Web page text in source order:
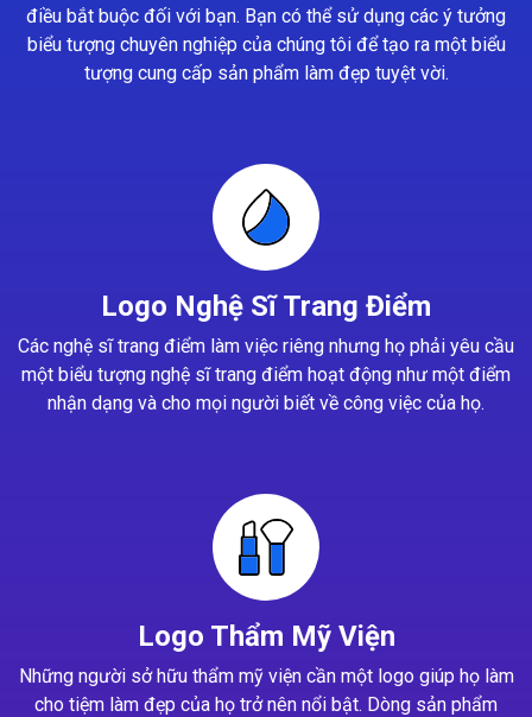
điều bắt buộc đối với bạn. Bạn có thể sử dụng các ý tưởng
biểu tượng chuyên nghiệp của chúng tôi để tạo ra một biểu
tượng cung cấp sản phẩm làm đẹp tuyệt vời.
Logo Nghệ Sĩ Trang Điểm
Các nghệ sĩ trang điểm làm việc riêng nhưng họ phải yêu cầu
một biểu tượng nghệ sĩ trang điểm hoạt động như một điểm
nhận dạng và cho mọi người biết về công việc của họ.
Logo Thẩm Mỹ Viện
Những người sở hữu thẩm mỹ viện cần một logo giúp họ làm
cho tiệm làm đẹp của họ trở nên nổi bật. Dòng sản phẩm